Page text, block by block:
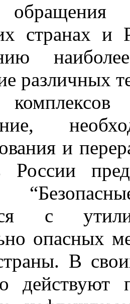
странах
различных
и
России
с
опасных
В
действуют